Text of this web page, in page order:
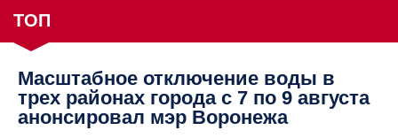
ТОП
Масштабное отключение воды в
трех районах города с 7 по 9 августа
анонсировал мэр Воронежа